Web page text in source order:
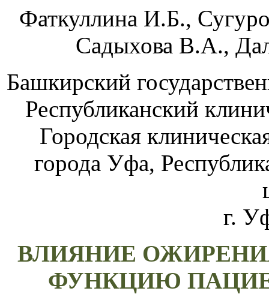
Фаткуллина И.Б.,
Садыхова В.А.,
Башкирский
Республиканский
Городская
города Уфа,
г.
ВЛИЯНИЕ
ФУНКЦИЮ